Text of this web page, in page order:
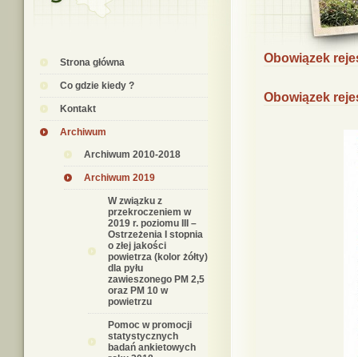
Strona główna
Co gdzie kiedy ?
Kontakt
Archiwum
Archiwum 2010-2018
Archiwum 2019
W związku z
przekroczeniem w
2019 r. poziomu III –
Ostrzeżenia I stopnia
o złej jakości
powietrza (kolor żółty)
dla pyłu
zawieszonego PM 2,5
oraz PM 10 w
powietrzu
Pomoc w promocji
statystycznych
badań ankietowych
Obowiązek
Obowiązek